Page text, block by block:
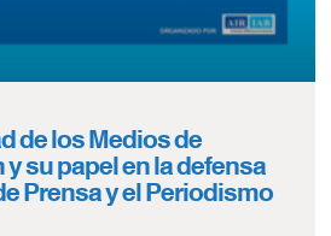
de los Medios de
su papel en la defensa
Prensa y el Periodismo